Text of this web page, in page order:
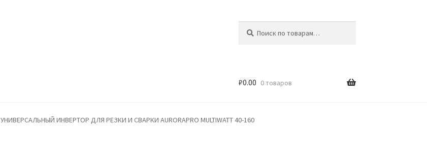
Оформление заказаПример страницы
₽0.00 0 товаров
УНИВЕРСАЛЬНЫЙ ИНВЕРТОР ДЛЯ РЕЗКИ И СВАРКИ AURORAPRO MULTIWATT 40-160